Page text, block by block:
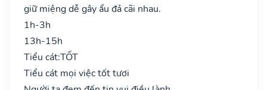
giữ miệng dễ gây ẩu đả cãi nhau.
1h-3h
13h-15h
Tiểu cát:TỐT
Tiểu cát mọi việc tốt tươi